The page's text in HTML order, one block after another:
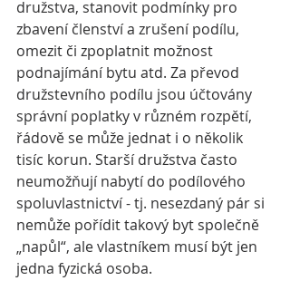
družstva, stanovit podmínky pro
zbavení členství a zrušení podílu,
omezit či zpoplatnit možnost
podnajímání bytu atd. Za převod
družstevního podílu jsou účtovány
správní poplatky v různém rozpětí,
řádově se může jednat i o několik
tisíc korun. Starší družstva často
neumožňují nabytí do podílového
spoluvlastnictví - tj. nesezdaný pár si
nemůže pořídit takový byt společně
„napůl“, ale vlastníkem musí být jen
jedna fyzická osoba.